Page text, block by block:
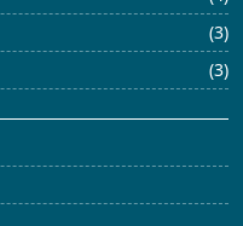
(3)
(3)